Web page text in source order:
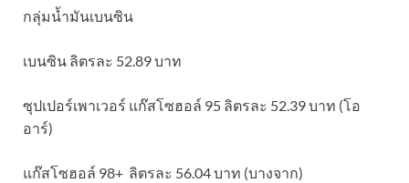
กลุ่มน้ำมันเบนซิน
เบนซิน ลิตรละ 52.89 บาท
ซุปเปอร์เพาเวอร์ แก๊สโซฮอล์ 95 ลิตรละ 52.39 บาท (โอ
อาร์)
แก๊สโซฮอล์ 98+ ลิตรละ 56.04 บาท (บางจาก)